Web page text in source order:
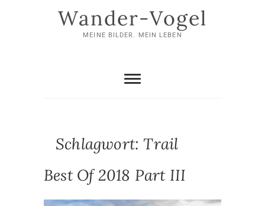
Wander-Vogel
MEINE BILDER. MEIN LEBEN
Schlagwort: Trail
Best Of 2018 Part III